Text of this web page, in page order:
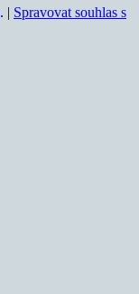
. | Spravovat souhlas s